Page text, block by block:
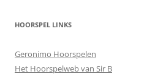
HOORSPEL LINKS
Geronimo Hoorspelen
Het Hoorspelweb van Sir B